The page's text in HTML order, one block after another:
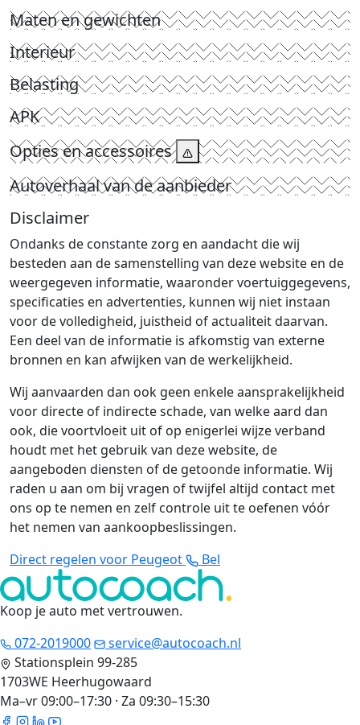
Maten en gewichten
Interieur
Belasting
APK
Opties en accessoires
Autoverhaal van de aanbieder
Disclaimer
Ondanks de constante zorg en aandacht die wij
besteden aan de samenstelling van deze website en de
weergegeven informatie, waaronder voertuiggegevens,
specificaties en advertenties, kunnen wij niet instaan
voor de volledigheid, juistheid of actualiteit daarvan.
Een deel van de informatie is afkomstig van externe
bronnen en kan afwijken van de werkelijkheid.
Wij aanvaarden dan ook geen enkele aansprakelijkheid
voor directe of indirecte schade, van welke aard dan
ook, die voortvloeit uit of op enigerlei wijze verband
houdt met het gebruik van deze website, de
aangeboden diensten of de getoonde informatie. Wij
raden u aan om bij vragen of twijfel altijd contact met
ons op te nemen en zelf controle uit te oefenen vóór
het nemen van aankoopbeslissingen.
Direct regelen voor Peugeot
Bel
Koop je auto met vertrouwen.
072-2019000
service@autocoach.nl
Stationsplein 99-285
1703WE Heerhugowaard
Ma–vr 09:00–17:30 · Za 09:30–15:30